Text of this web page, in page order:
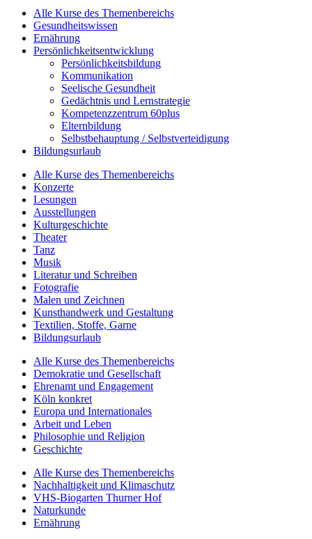
Alle Kurse des Themenbereichs
Gesundheitswissen
Ernährung
Persönlichkeitsentwicklung
Persönlichkeitsbildung
Kommunikation
Seelische Gesundheit
Gedächtnis und Lernstrategie
Kompetenzzentrum 60plus
Elternbildung
Selbstbehauptung / Selbstverteidigung
Bildungsurlaub
Alle Kurse des Themenbereichs
Konzerte
Lesungen
Ausstellungen
Kulturgeschichte
Theater
Tanz
Musik
Literatur und Schreiben
Fotografie
Malen und Zeichnen
Kunsthandwerk und Gestaltung
Textilien, Stoffe, Garne
Bildungsurlaub
Alle Kurse des Themenbereichs
Demokratie und Gesellschaft
Ehrenamt und Engagement
Köln konkret
Europa und Internationales
Arbeit und Leben
Philosophie und Religion
Geschichte
Alle Kurse des Themenbereichs
Nachhaltigkeit und Klimaschutz
VHS-Biogarten Thurner Hof
Naturkunde
Ernährung